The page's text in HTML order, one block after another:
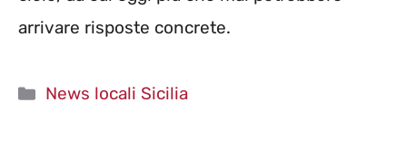
arrivare risposte concrete.
Categorie
News locali Sicilia